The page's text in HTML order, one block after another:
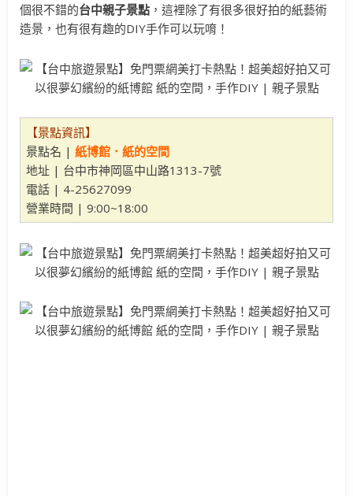
個很不錯的台中親子景點 ，這裡除了有很多很好拍的紙藝術
造景，也有很有趣的DIY手作可以玩唷！
【景點資訊】
景點名 | 紙博館．紙的空間
地址 | 台中市神岡區中山路1313-7號
電話 | 4-25627099
營業時間 | 9:00~18:00